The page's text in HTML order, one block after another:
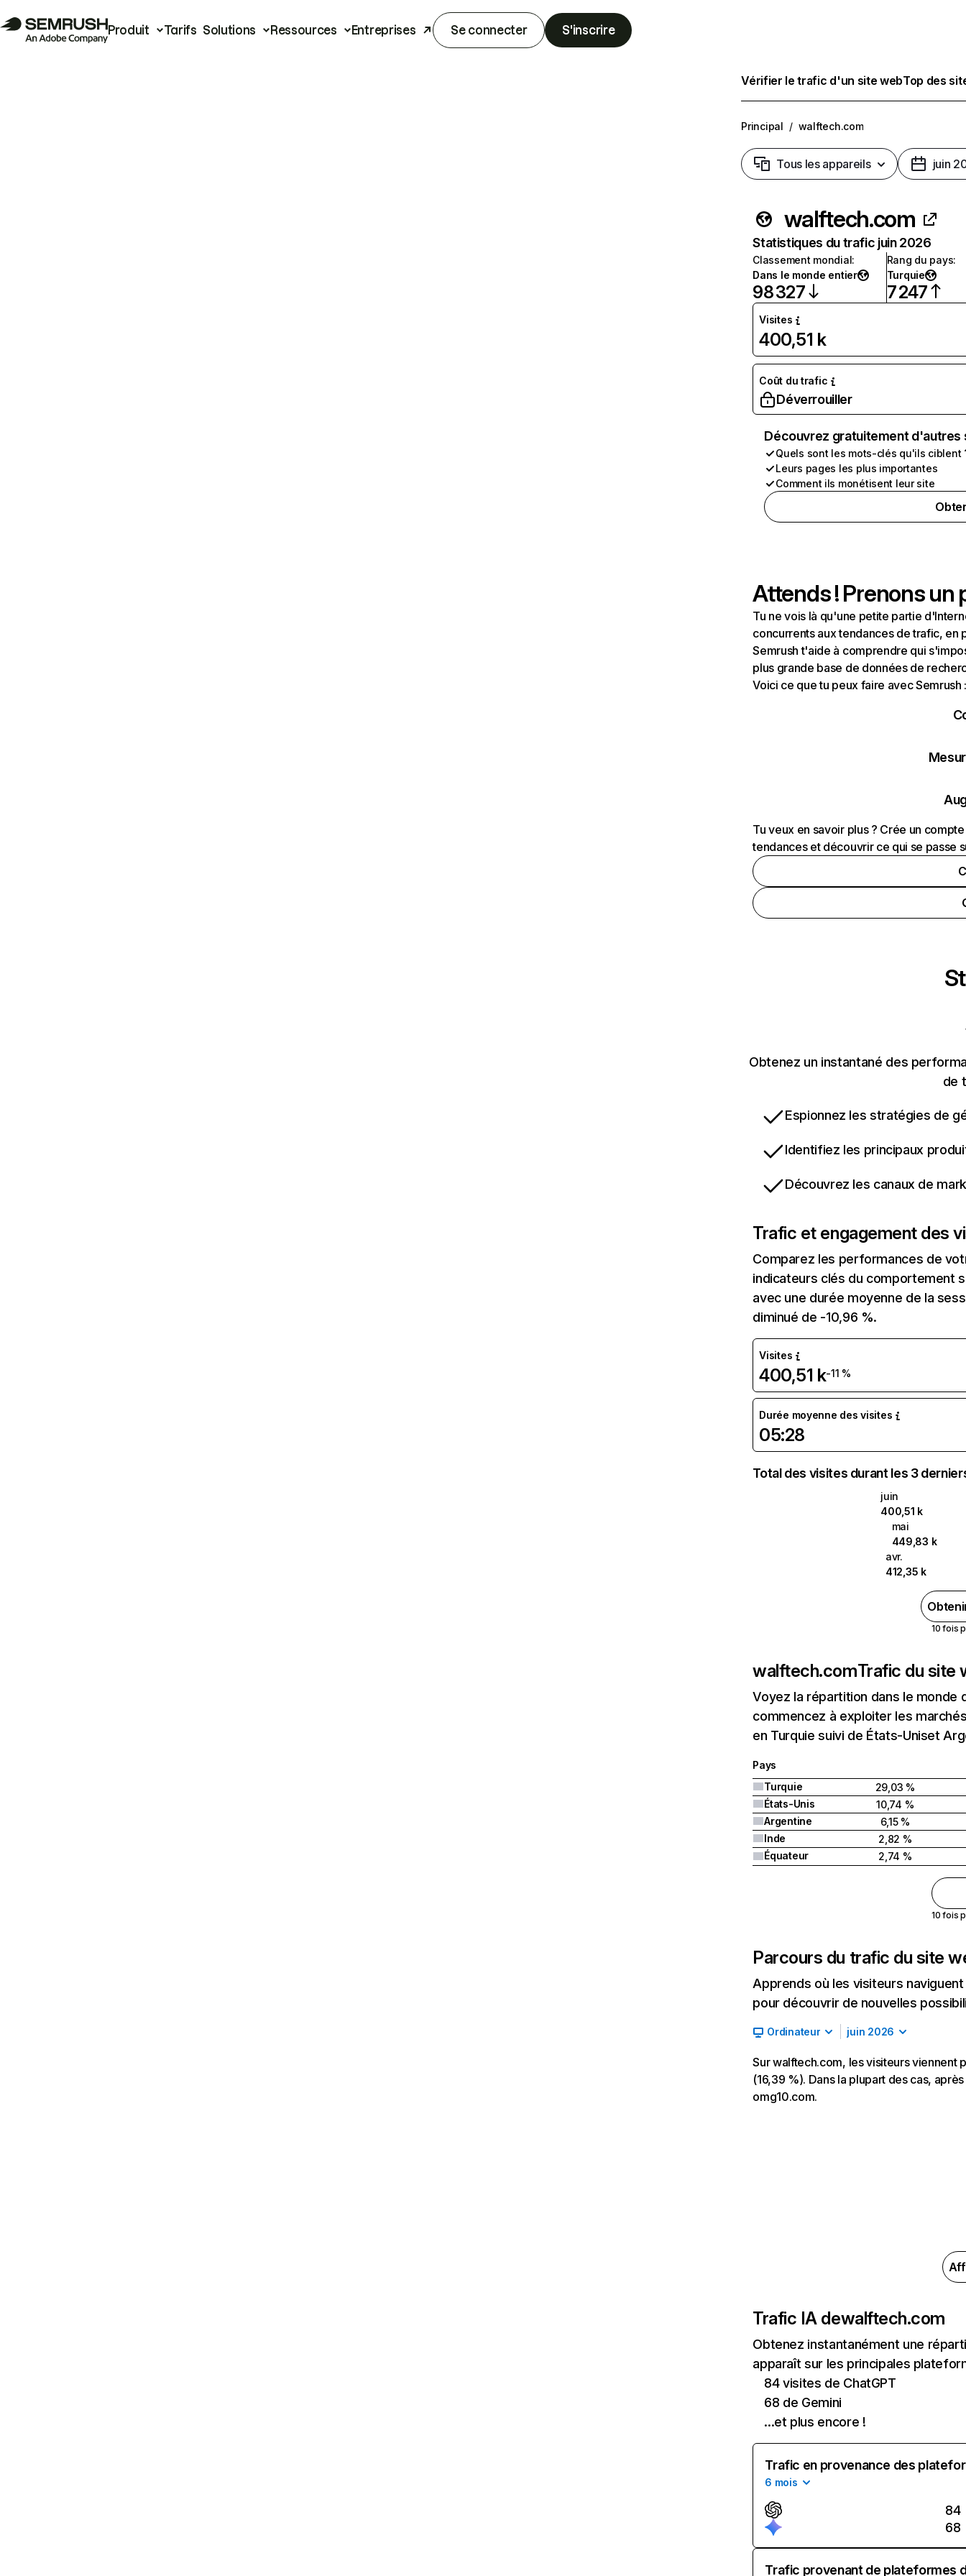
Produit Tarifs Solutions Ressources Entreprises Se connecter S'inscrire
Vérifier le trafic d'un site webTop des
Principal / walftech.com
Tous les appareils juin
walftech.com
Statistiques du trafic juin 2026
Classement mondial:
Dans le monde entier
98 327
Rang du pays:
Turquie
7 247
Visites
400,51 k
Coût du trafic
Déverrouiller
Découvrez gratuitement
Quels sont les mots-clés qu'ils ciblent
Leurs pages les plus importantes
Comment ils monétisent leur site
Attends ! Prenons un
Tu ne vois là qu'une petite partie
concurrents aux tendances de trafic, en
Semrush t'aide à comprendre qui
plus grande base de données de
Voici ce que tu peux faire avec Semrush
Tu veux en savoir plus ? Crée un
tendances et découvrir ce qui se passe
Obtenez un instantané des
de
Espionnez les stratégies de
Identifiez les principaux
Découvrez les canaux de
Trafic et engagement des
Comparez les performances de
indicateurs clés du comportement
avec une durée moyenne de la
diminué de -10,96 %.
Visites
400,51 k-11 %
Durée moyenne des visites
05:28
Total des visites durant les 3
juin
400,51 k
mai
449,83 k
avr.
412,35 k
10 fois
walftech.comTrafic du site
Voyez la répartition dans le
commencez à exploiter les
en Turquie suivi de États-Uniset
Pays
Turquie
29,03 %
États-Unis
10,74 %
Argentine
6,15 %
Inde
2,82 %
Équateur
2,74 %
10 fois
Parcours du trafic du site
Apprends où les visiteurs
pour découvrir de nouvelles
Ordinateur juin 2026
Sur walftech.com, les visiteurs
(16,39 %). Dans la plupart des cas,
omg10.com.
Trafic IA dewalftech.com
Obtenez instantanément une
apparaît sur les principales
84 visites de ChatGPT
68 de Gemini
...et plus encore !
Trafic en provenance des
6 mois
84
68
Trafic provenant de plateformes